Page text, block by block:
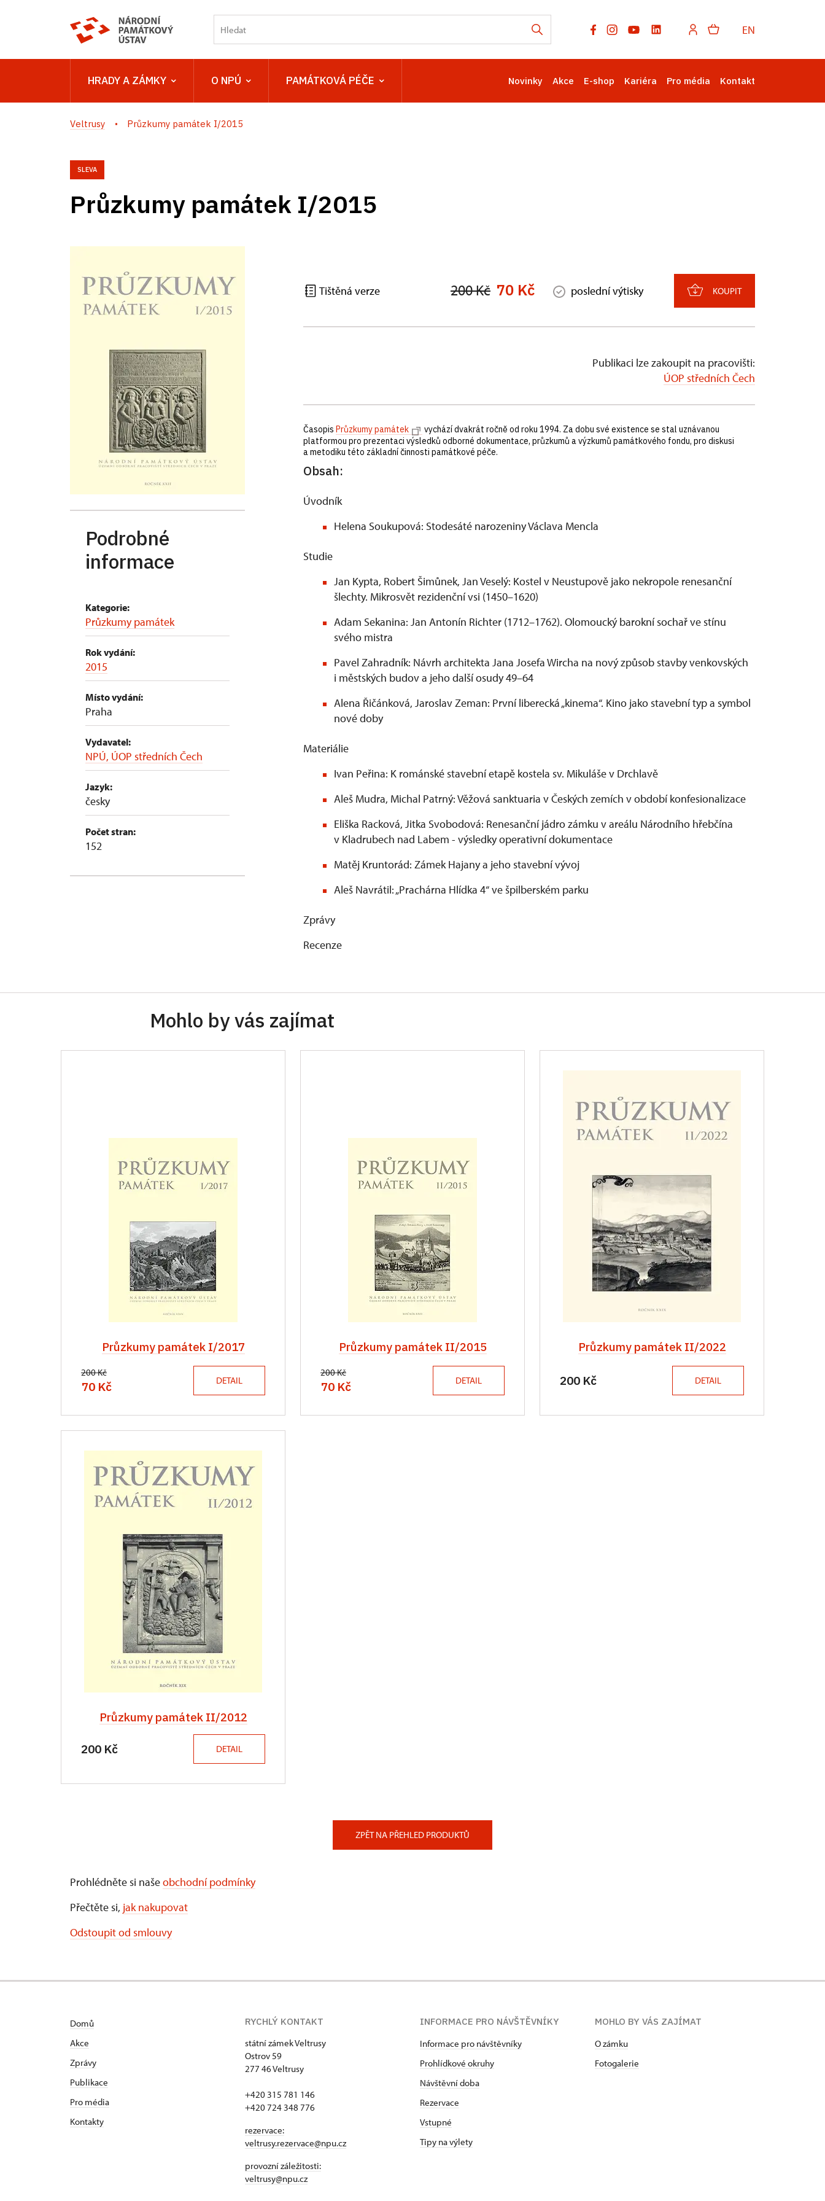
EN
HRADY A ZÁMKY O NPÚ PAMÁTKOVÁ PÉČE Novinky Akce E-shop Kariéra Pro média Kontakt
Veltrusy Průzkumy památek I/2015
SLEVA
Průzkumy památek I/2015
Podrobné
informace
Kategorie:
Průzkumy památek
Rok vydání:
2015
Místo vydání:
Praha
Vydavatel:
NPÚ, ÚOP středních Čech
Jazyk:
česky
Počet stran:
152
Tištěná verze 200 Kč 70 Kč poslední výtisky KOUPIT
Publikaci lze zakoupit na pracovišti:
ÚOP středních Čech
Časopis Průzkumy památek
vychází dvakrát ročně od roku 1994. Za dobu své existence se stal uznávanou
platformou pro prezentaci výsledků odborné dokumentace, průzkumů a výzkumů památkového fondu, pro diskusi
a metodiku této základní činnosti památkové péče.
Obsah:
Úvodník
Helena Soukupová: Stodesáté narozeniny Václava Mencla
Studie
Jan Kypta, Robert Šimůnek, Jan Veselý: Kostel v Neustupově jako nekropole renesanční
šlechty. Mikrosvět rezidenční vsi (1450–1620)
Adam Sekanina: Jan Antonín Richter (1712–1762). Olomoucký barokní sochař ve stínu
svého mistra
Pavel Zahradník: Návrh architekta Jana Josefa Wircha na nový způsob stavby venkovských
i městských budov a jeho další osudy 49–64
Alena Řičánková, Jaroslav Zeman: První liberecká „kinema“. Kino jako stavební typ a symbol
nové doby
Materiálie
Ivan Peřina: K románské stavební etapě kostela sv. Mikuláše v Drchlavě
Aleš Mudra, Michal Patrný: Věžová sanktuaria v Českých zemích v období konfesionalizace
Eliška Racková, Jitka Svobodová: Renesanční jádro zámku v areálu Národního hřebčína
v Kladrubech nad Labem - výsledky operativní dokumentace
Matěj Kruntorád: Zámek Hajany a jeho stavební vývoj
Aleš Navrátil: „Prachárna Hlídka 4“ ve špilberském parku
Zprávy
Recenze
Mohlo by vás zajímat
Průzkumy památek I/2017
200 Kč
70 Kč DETAIL
Průzkumy památek II/2015
200 Kč
70 Kč DETAIL
Průzkumy památek II/2022
200 Kč DETAIL
Průzkumy památek II/2012
200 Kč DETAIL
ZPĚT NA PŘEHLED PRODUKTŮ
Prohlédněte si našeobchodní podmínky
Přečtěte si, jak nakupovat
Odstoupit od smlouvy
Domů
Akce
Zprávy
Publikace
Pro média
Kontakty
RYCHLÝ KONTAKT
státní zámek Veltrusy
Ostrov 59
277 46 Veltrusy
+420 315 781 146
+420 724 348 776
rezervace:
veltrusy.rezervace@npu.cz
provozní záležitosti:
veltrusy@npu.cz
INFORMACE PRO NÁVŠTĚVNÍKY
Informace pro návštěvníky
Prohlídkové okruhy
Návštěvní doba
Rezervace
Vstupné
Tipy na výlety
MOHLO BY VÁS ZAJÍMAT
O zámku
Fotogalerie